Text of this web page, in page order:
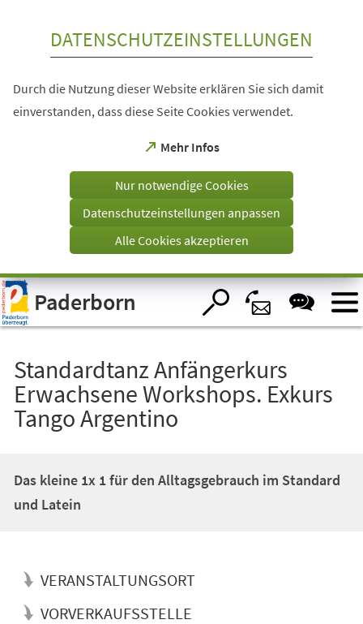
Visuelle
Assistenzsoftware
öffnen.
DATENSCHUTZEINSTELLUNGEN
Durch die Nutzung dieser Website erklären Sie sich damit
einverstanden, dass diese Seite Cookies verwendet.
Mehr Infos
(Öffnet
einem
Tab)
Nur notwendige Cookies
Datenschutzeinstellungen anpassen
Alle Cookies akzeptieren
Paderborn
Standardtanz Anfängerkurs
Erwachsene Workshops. Exkurs
Tango Argentino
Das kleine 1x 1 für den Alltagsgebrauch im Standard
und Latein
VERANSTALTUNGSORT
VORVERKAUFSSTELLE